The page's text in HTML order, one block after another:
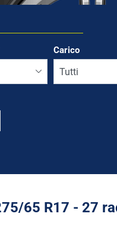
Carico
65 R17 - 27